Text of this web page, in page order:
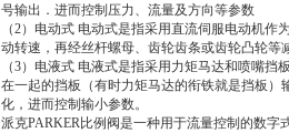
号输出．进而控制压力、流量及方向等参数
（2）电动式 电动式是指采用直流伺服电动机
动转速，再经丝杆螺母、齿轮齿条或齿轮凸轮等
（3）电液式 电液式是指采用力矩马达和喷嘴
在一起的挡板（有时力矩马达的衔铁就是挡板
化，进而控制输小参数。
派克PARKER比例阀是一种用于流量控制的数